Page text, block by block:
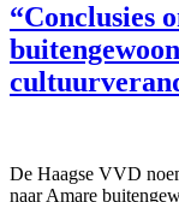
“Conclusies
De Haagse VVD
naar Amare